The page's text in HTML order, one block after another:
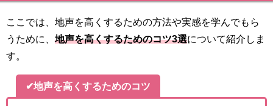
ここでは、地声を高くするための方法や実感を学んでもら
うために、 地声を高くするためのコツ3選について紹介しま
す。
✔地声を高くするためのコツ